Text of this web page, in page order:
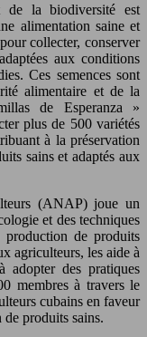
de la biodiversité est
alimentation saine et
collecter, conserver
aux conditions
Ces semences sont
alimentaire et de la
de Esperanza »
plus de 500 variétés
à la préservation
sains et adaptés aux
(ANAP) joue un
et des techniques
production de produits
agriculteurs, les aide à
adopter des pratiques
membres à travers le
cubains en faveur
produits sains.